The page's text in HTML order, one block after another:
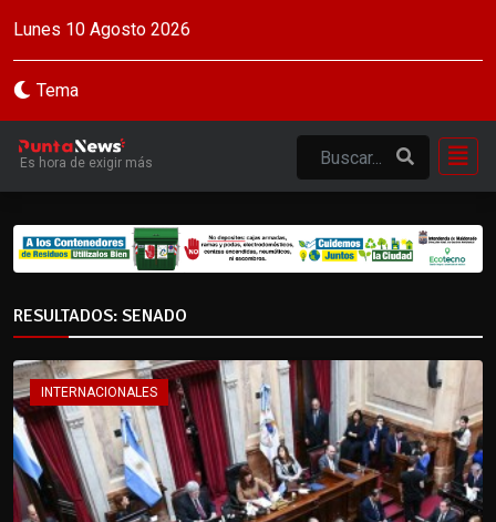
Lunes 10 Agosto 2026
Tema
Es hora de exigir más
RESULTADOS: SENADO
INTERNACIONALES